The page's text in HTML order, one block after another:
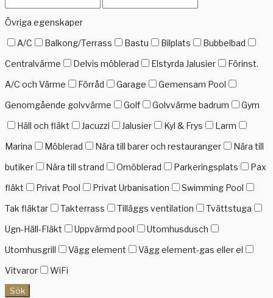
Övriga egenskaper
A/C
Balkong/Terrass Bastu Bilplats
Bubbelbad
Centralvärme
Delvis möblerad Elstyrda Jalusier
Förinst.
A/C och Värme
Förråd Garage
Gemensam Pool
Genomgående golvvärme
Golf Golvvärme badrum
Gym
Häll och fläkt
Jacuzzi Jalusier Kyl & Frys
Larm
Marina
Möblerad Nära till barer och restauranger
Nära till
butiker
Nära till strand Omöblerad Parkeringsplats
Pax
fläkt
Privat Pool Privat Urbanisation
Swimming Pool
Tak fläktar
Takterrass Tilläggs ventilation
Tvättstuga
Ugn-Häll-Fläkt
Uppvärmd pool
Utomhusdusch
Utomhusgrill
Vägg element
Vägg element-gas eller el
Vitvaror
WiFi
Sök